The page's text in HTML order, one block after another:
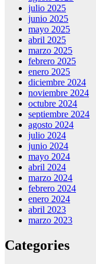
julio 2025
junio 2025
mayo 2025
abril 2025
marzo 2025
febrero 2025
enero 2025
diciembre 2024
noviembre 2024
octubre 2024
septiembre 2024
agosto 2024
julio 2024
junio 2024
mayo 2024
abril 2024
marzo 2024
febrero 2024
enero 2024
abril 2023
marzo 2023
Categories